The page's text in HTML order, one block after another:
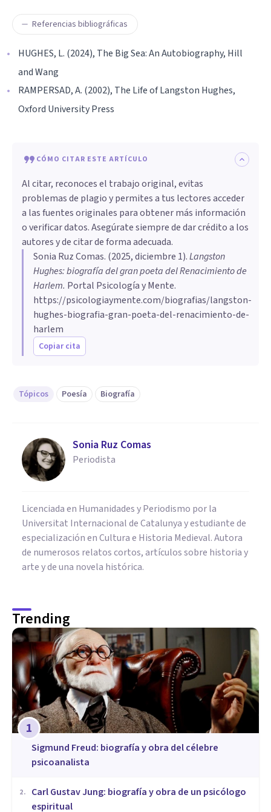
Referencias bibliográficas
HUGHES, L. (2024), The Big Sea: An Autobiography, Hill
and Wang
RAMPERSAD, A. (2002), The Life of Langston Hughes,
Oxford University Press
CÓMO CITAR ESTE ARTÍCULO
Al citar, reconoces el trabajo original, evitas
problemas de plagio y permites a tus lectores acceder
a las fuentes originales para obtener más información
o verificar datos. Asegúrate siempre de dar crédito a los
autores y de citar de forma adecuada.
Sonia Ruz Comas. (2025, diciembre 1).Langston
Hughes: biografía del gran poeta del Renacimiento de
Harlem. Portal Psicología y Mente.
https://psicologiaymente.com/biografias/langston-
hughes-biografia-gran-poeta-del-renacimiento-de-
harlem
Copiar cita
Tópicos Poesía Biografía
Sonia Ruz Comas
Periodista
Licenciada en Humanidades y Periodismo por la
Universitat Internacional de Catalunya y estudiante de
especialización en Cultura e Historia Medieval. Autora
de numerosos relatos cortos, artículos sobre historia y
arte y de una novela histórica.
Trending
1
Sigmund Freud: biografía y obra del célebre
psicoanalista
2.
​Carl Gustav Jung: biografía y obra de un psicólogo
espiritual